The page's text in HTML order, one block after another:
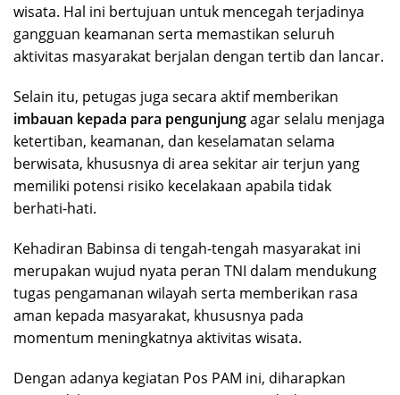
wisata. Hal ini bertujuan untuk mencegah terjadinya
gangguan keamanan serta memastikan seluruh
aktivitas masyarakat berjalan dengan tertib dan lancar.
Selain itu, petugas juga secara aktif memberikan
imbauan kepada para pengunjungagar selalu menjaga
ketertiban, keamanan, dan keselamatan selama
berwisata, khususnya di area sekitar air terjun yang
memiliki potensi risiko kecelakaan apabila tidak
berhati-hati.
Kehadiran Babinsa di tengah-tengah masyarakat ini
merupakan wujud nyata peran TNI dalam mendukung
tugas pengamanan wilayah serta memberikan rasa
aman kepada masyarakat, khususnya pada
momentum meningkatnya aktivitas wisata.
Dengan adanya kegiatan Pos PAM ini, diharapkan